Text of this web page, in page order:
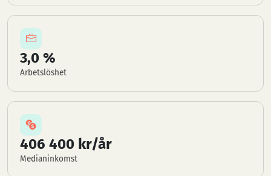
3,0 %
Arbetslöshet
406 400 kr/år
Medianinkomst